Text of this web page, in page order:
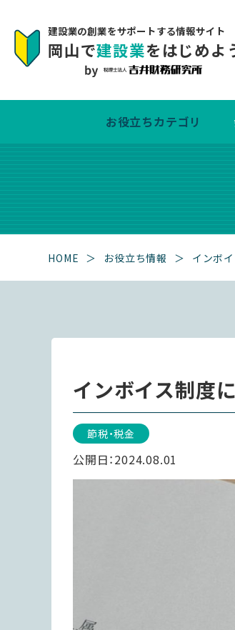
建設業の創業をサポートする情報サイト
岡山で建設業をはじめよ
お役立ちカテゴリ
HOME ＞ お役立ち情報 ＞ インボ
インボイス制度
節税・税金
公開日：2024.08.01